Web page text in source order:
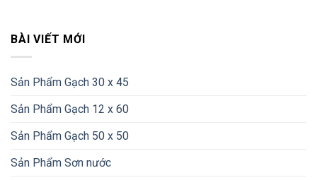
BÀI VIẾT MỚI
Sản Phẩm Gạch 30 x 45
Sản Phẩm Gạch 12 x 60
Sản Phẩm Gạch 50 x 50
Sản Phẩm Sơn nước